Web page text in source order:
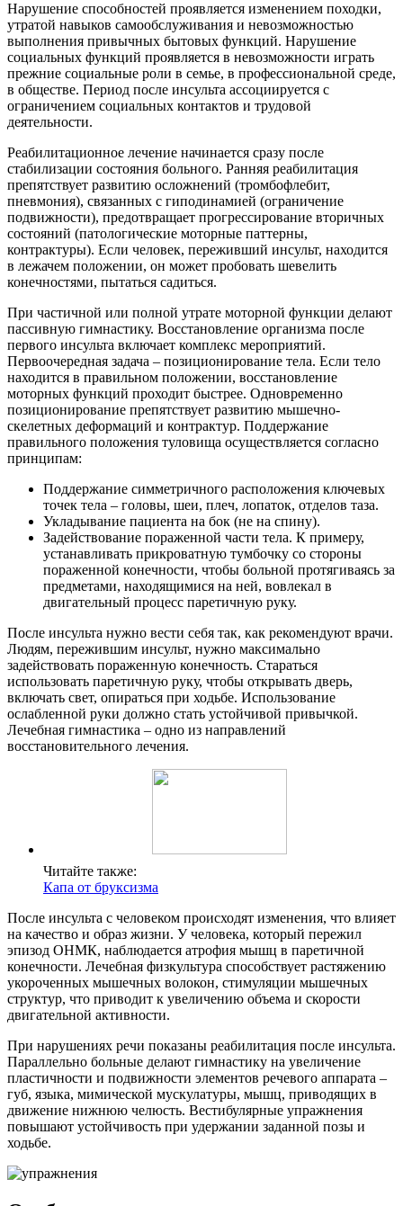
Нарушение способностей проявляется изменением походки,
утратой навыков самообслуживания и невозможностью
выполнения привычных бытовых функций. Нарушение
социальных функций проявляется в невозможности играть
прежние социальные роли в семье, в профессиональной среде,
в обществе. Период после инсульта ассоциируется с
ограничением социальных контактов и трудовой
деятельности.
Реабилитационное лечение начинается сразу после
стабилизации состояния больного. Ранняя реабилитация
препятствует развитию осложнений (тромбофлебит,
пневмония), связанных с гиподинамией (ограничение
подвижности), предотвращает прогрессирование вторичных
состояний (патологические моторные паттерны,
контрактуры). Если человек, переживший инсульт, находится
в лежачем положении, он может пробовать шевелить
конечностями, пытаться садиться.
При частичной или полной утрате моторной функции делают
пассивную гимнастику. Восстановление организма после
первого инсульта включает комплекс мероприятий.
Первоочередная задача – позиционирование тела. Если тело
находится в правильном положении, восстановление
моторных функций проходит быстрее. Одновременно
позиционирование препятствует развитию мышечно-
скелетных деформаций и контрактур. Поддержание
правильного положения туловища осуществляется согласно
принципам:
Поддержание симметричного расположения ключевых
точек тела – головы, шеи, плеч, лопаток, отделов таза.
Укладывание пациента на бок (не на спину).
Задействование пораженной части тела. К примеру,
устанавливать прикроватную тумбочку со стороны
пораженной конечности, чтобы больной протягиваясь за
предметами, находящимися на ней, вовлекал в
двигательный процесс паретичную руку.
После инсульта нужно вести себя так, как рекомендуют врачи.
Людям, пережившим инсульт, нужно максимально
задействовать пораженную конечность. Стараться
использовать паретичную руку, чтобы открывать дверь,
включать свет, опираться при ходьбе. Использование
ослабленной руки должно стать устойчивой привычкой.
Лечебная гимнастика – одно из направлений
восстановительного лечения.
Читайте также:
Капа от бруксизма
После инсульта с человеком происходят изменения, что влияет
на качество и образ жизни. У человека, который пережил
эпизод ОНМК, наблюдается атрофия мышц в паретичной
конечности. Лечебная физкультура способствует растяжению
укороченных мышечных волокон, стимуляции мышечных
структур, что приводит к увеличению объема и скорости
двигательной активности.
При нарушениях речи показаны реабилитация после инсульта.
Параллельно больные делают гимнастику на увеличение
пластичности и подвижности элементов речевого аппарата –
губ, языка, мимической мускулатуры, мышц, приводящих в
движение нижнюю челюсть. Вестибулярные упражнения
повышают устойчивость при удержании заданной позы и
ходьбе.